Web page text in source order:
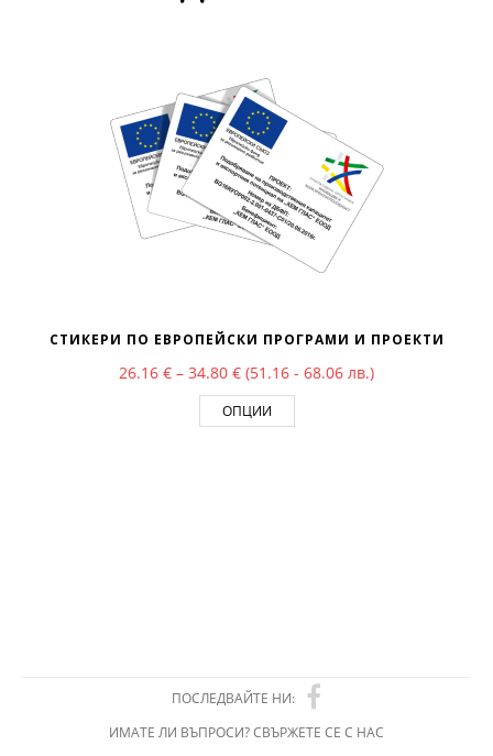
СТИКЕРИ ПО ЕВРОПЕЙСКИ ПРОГРАМИ И ПРОЕКТИ
26.16 € – 34.80 €Price range: 26.16 € through
(51.16 - 68.06 лв.)
ОПЦИИ
ПОСЛЕДВАЙТЕ НИ:
ИМАТЕ ЛИ ВЪПРОСИ? СВЪРЖЕТЕ СЕ С НАС